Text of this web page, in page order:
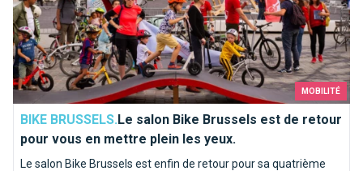
MOBILITÉ
BIKE BRUSSELS.Le salon Bike Brussels est de retour
pour vous en mettre plein les yeux.
Le salon Bike Brussels est enfin de retour pour sa quatrième